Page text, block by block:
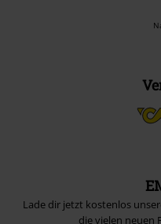
Lade dir jetzt kostenlos
die vielen neuen